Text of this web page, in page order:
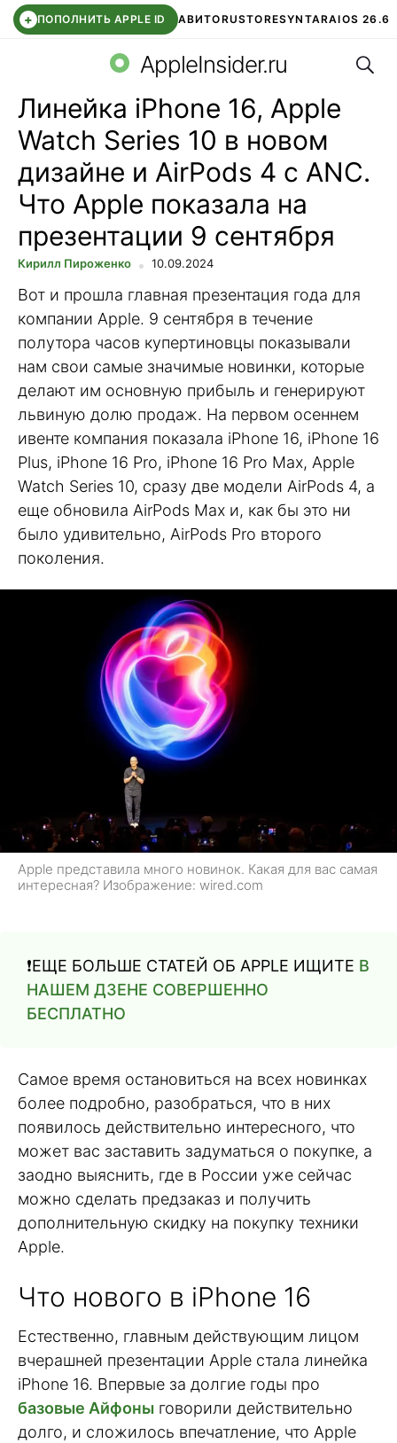
+ ПОПОЛНИТЬ APPLE ID АВИТОRUSTORESYNTARAIOS 26.6
СБЕР КИДС ЧАТ ROBLOXВТБ ОНЛАЙН
AppleInsider.ru
Линейка iPhone 16, Apple
Watch Series 10 в новом
дизайне и AirPods 4 с ANC.
Что Apple показала на
презентации 9 сентября
Кирилл Пироженко 10.09.2024
Вот и прошла главная презентация года для
компании Apple. 9 сентября в течение
полутора часов купертиновцы показывали
нам свои самые значимые новинки, которые
делают им основную прибыль и генерируют
львиную долю продаж. На первом осеннем
ивенте компания показала iPhone 16, iPhone 16
Plus, iPhone 16 Pro, iPhone 16 Pro Max, Apple
Watch Series 10, сразу две модели AirPods 4, а
еще обновила AirPods Max и, как бы это ни
было удивительно, AirPods Pro второго
поколения.
Apple представила много новинок. Какая для вас самая
интересная? Изображение: wired.com
❗️ЕЩЕ БОЛЬШЕ СТАТЕЙ ОБ APPLE ИЩИТЕ В
НАШЕМ ДЗЕНЕ СОВЕРШЕННО
БЕСПЛАТНО
Самое время остановиться на всех новинках
более подробно, разобраться, что в них
появилось действительно интересного, что
может вас заставить задуматься о покупке, а
заодно выяснить, где в России уже сейчас
можно сделать предзаказ и получить
дополнительную скидку на покупку техники
Apple.
Что нового в iPhone 16
Естественно, главным действующим лицом
вчерашней презентации Apple стала линейка
iPhone 16. Впервые за долгие годы про
базовые Айфоны говорили действительно
долго, и сложилось впечатление, что Apple